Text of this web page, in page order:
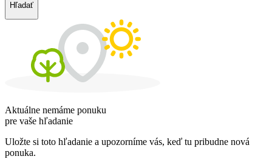
Hľadať
Aktuálne nemáme ponuku
pre vaše hľadanie
Uložte si toto hľadanie a upozorníme vás, keď tu pribudne nová
ponuka.